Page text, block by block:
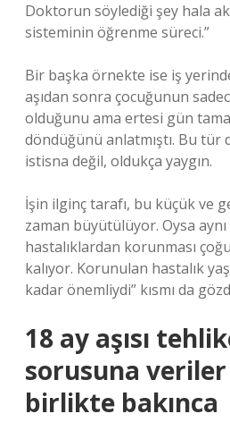
Doktorun söylediği şey hala
sisteminin öğrenme süreci.”
Bir başka örnekte ise iş
aşıdan sonra çocuğunun
olduğunu ama ertesi gün
döndüğünü anlatmıştı. Bu tür
istisna değil, oldukça yaygın.
İşin ilginç tarafı, bu küçük ve
zaman büyütülüyor. Oysa aynı
hastalıklardan korunması
kalıyor. Korunulan hastalık
kadar önemliydi” kısmı da
18 ay aşısı
sorusuna
birlikte bakınca